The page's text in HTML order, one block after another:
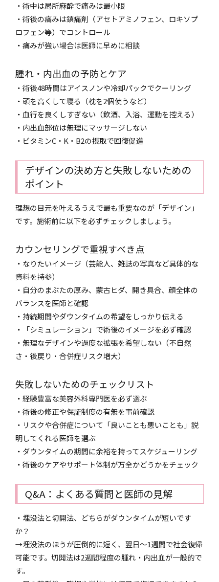
・術中は局所麻酔で痛みは最小限
・術後の痛みは鎮痛剤（アセトアミノフェン、ロキソプ
ロフェン等）でコントロール
・痛みが強い場合は医師に早めに相談
腫れ・内出血の予防とケア
・術後48時間はアイスノンや冷却パックでクーリング
・頭を高くして寝る（枕を2個使うなど）
・血行を良くしすぎない（飲酒、入浴、運動を控える）
・内出血部位は無理にマッサージしない
・ビタミンC・K・B2の摂取で回復促進
デザインの決め方と失敗しないための
ポイント
理想の目元を叶えるうえで最も重要なのが「デザイン」
です。施術前に以下を必ずチェックしましょう。
カウンセリングで重視すべき点
・なりたいイメージ（芸能人、雑誌の写真など具体的な
資料を持参）
・自分のまぶたの厚み、蒙古ヒダ、開き具合、顔全体の
バランスを医師と確認
・持続期間やダウンタイムの希望をしっかり伝える
・「シミュレーション」で術後のイメージを必ず確認
・無理なデザインや過度な拡張を希望しない（不自然
さ・後戻り・合併症リスク増大）
失敗しないためのチェックリスト
・経験豊富な美容外科専門医を必ず選ぶ
・術後の修正や保証制度の有無を事前確認
・リスクや合併症について「良いことも悪いことも」説
明してくれる医師を選ぶ
・ダウンタイムの期間に余裕を持ってスケジューリング
・術後のケアやサポート体制が万全かどうかをチェック
Q&A：よくある質問と医師の見解
・埋没法と切開法、どちらがダウンタイムが短いです
か？
→埋没法のほうが圧倒的に短く、翌日～1週間で社会復帰
可能です。切開法は2週間程度の腫れ・内出血が一般的で
す。